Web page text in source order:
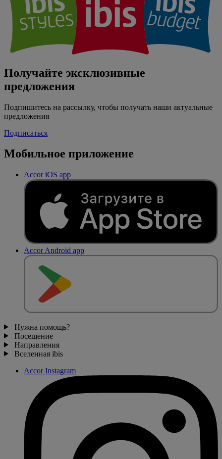
Получайте эксклюзивные
предложения
Подпишитесь на рассылку, чтобы получать наши актуальные
предложения
Подписаться
Мобильное приложение
Accor iOS app
Accor Android app
Нужна помощь?
Посещение
Направления
Вселенная ibis
Accor Instagram